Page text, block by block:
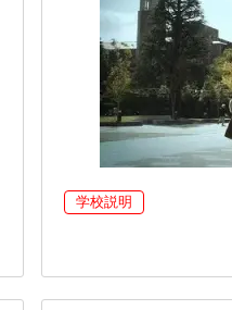
学校説明